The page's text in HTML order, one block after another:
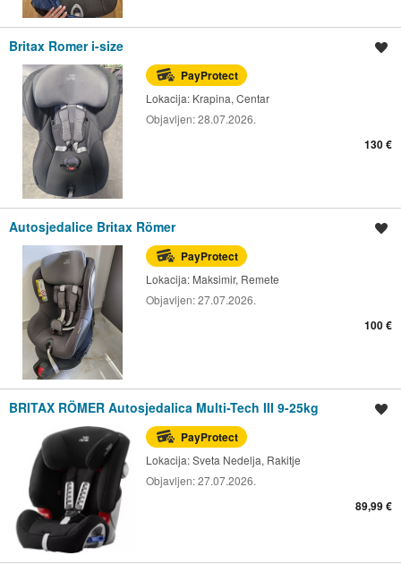
Britax Romer i-size
PayProtect
Lokacija: Krapina, Centar
Objavljen:28.07.2026.
130 €
Autosjedalice Britax Römer
PayProtect
Lokacija: Maksimir, Remete
Objavljen:27.07.2026.
100 €
BRITAX RÖMER Autosjedalica Multi-Tech III 9-25kg
PayProtect
Lokacija:Sveta Nedelja, Rakitje
Objavljen:27.07.2026.
89,99 €